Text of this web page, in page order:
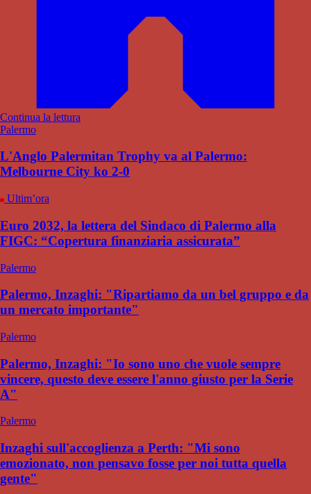
Continua la lettura
Palermo
L'Anglo Palermitan Trophy va al Palermo:
Melbourne City ko 2-0
Ultim’ora
Euro 2032, la lettera del Sindaco di Palermo alla
FIGC: “Copertura finanziaria assicurata”
Palermo
Palermo, Inzaghi: "Ripartiamo da un bel gruppo e da
un mercato importante"
Palermo
Palermo, Inzaghi: "Io sono uno che vuole sempre
vincere, questo deve essere l'anno giusto per la Serie
A"
Palermo
Inzaghi sull'accoglienza a Perth: "Mi sono
emozionato, non pensavo fosse per noi tutta quella
gente"